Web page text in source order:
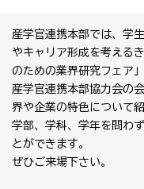
産学官連携本部では、学
やキャリア形成を考える
のための業界研究フェア
産学官連携本部協力会の
界や企業の特色について紹
学部、学科、学年を問わ
とができます。
ぜひご来場下さい。